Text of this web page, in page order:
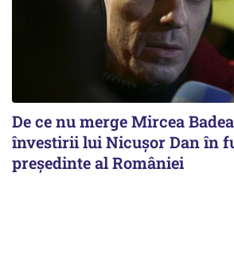
De ce nu merge Mircea
învestirii lui Nicușor Dan în
președinte al României